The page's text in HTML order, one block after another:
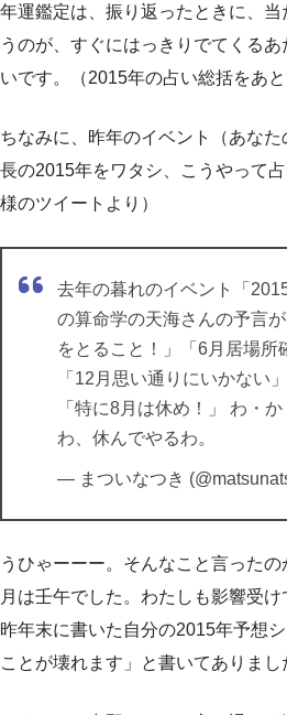
年運鑑定は、振り返ったときに、
うのが、すぐにはっきりでてくる
いです。（2015年の占い総括をあと
ちなみに、昨年のイベント（あな
長の2015年をワタシ、こうやって
様のツイートより）
去年の暮れのイベント「
の算命学の天海さんの予言
をとること！」「6月居場所
「12月思い通りにいかない
「特に8月は休め！」 わ・
わ、休んでやるわ。
— まついなつき
うひゃーーー。そんなこと言った
月は壬午でした。わたしも影響受け
昨年末に書いた自分の2015年予想
ことが壊れます」と書いてありまし